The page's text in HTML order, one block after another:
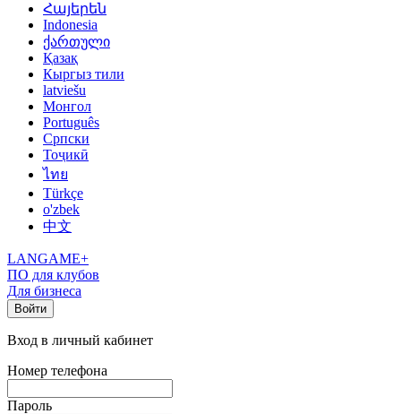
Հայերեն
Indonesia
ქართული
Қазақ
Кыргыз тили
latviešu
Монгол
Português
Српски
Тоҷикӣ
ไทย
Türkçe
o'zbek
中文
LANGAME+
ПО для клубов
Для бизнеса
Войти
Вход в личный кабинет
Номер телефона
Пароль